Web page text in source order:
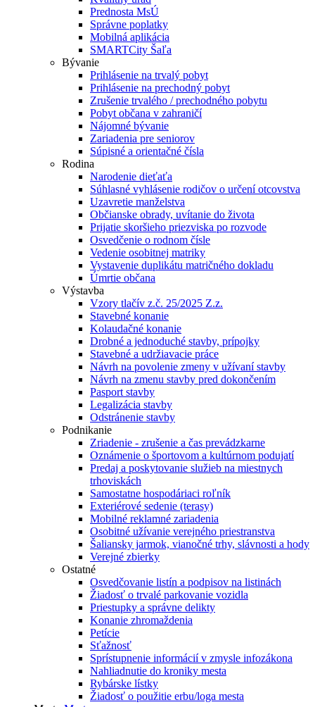
Prednosta MsÚ
Správne poplatky
Mobilná aplikácia
SMARTCity Šaľa
Bývanie
Prihlásenie na trvalý pobyt
Prihlásenie na prechodný pobyt
Zrušenie trvalého / prechodného pobytu
Pobyt občana v zahraničí
Nájomné bývanie
Zariadenia pre seniorov
Súpisné a orientačné čísla
Rodina
Narodenie dieťaťa
Súhlasné vyhlásenie rodičov o určení otcovstva
Uzavretie manželstva
Občianske obrady, uvítanie do života
Prijatie skoršieho priezviska po rozvode
Osvedčenie o rodnom čísle
Vedenie osobitnej matriky
Vystavenie duplikátu matričného dokladu
Úmrtie občana
Výstavba
Vzory tlačív z.č. 25/2025 Z.z.
Stavebné konanie
Kolaudačné konanie
Drobné a jednoduché stavby, prípojky
Stavebné a udržiavacie práce
Návrh na povolenie zmeny v užívaní stavby
Návrh na zmenu stavby pred dokončením
Pasport stavby
Legalizácia stavby
Odstránenie stavby
Podnikanie
Zriadenie - zrušenie a čas prevádzkarne
Oznámenie o športovom a kultúrnom podujatí
Predaj a poskytovanie služieb na miestnych
trhoviskách
Samostatne hospodáriaci roľník
Exteriérové sedenie (terasy)
Mobilné reklamné zariadenia
Osobitné užívanie verejného priestranstva
Šaliansky jarmok, vianočné trhy, slávnosti a hody
Verejné zbierky
Ostatné
Osvedčovanie listín a podpisov na listinách
Žiadosť o trvalé parkovanie vozidla
Priestupky a správne delikty
Konanie zhromaždenia
Petície
Sťažnosť
Sprístupnenie informácií v zmysle infozákona
Nahliadnutie do kroniky mesta
Rybárske lístky
Žiadosť o použitie erbu/loga mesta